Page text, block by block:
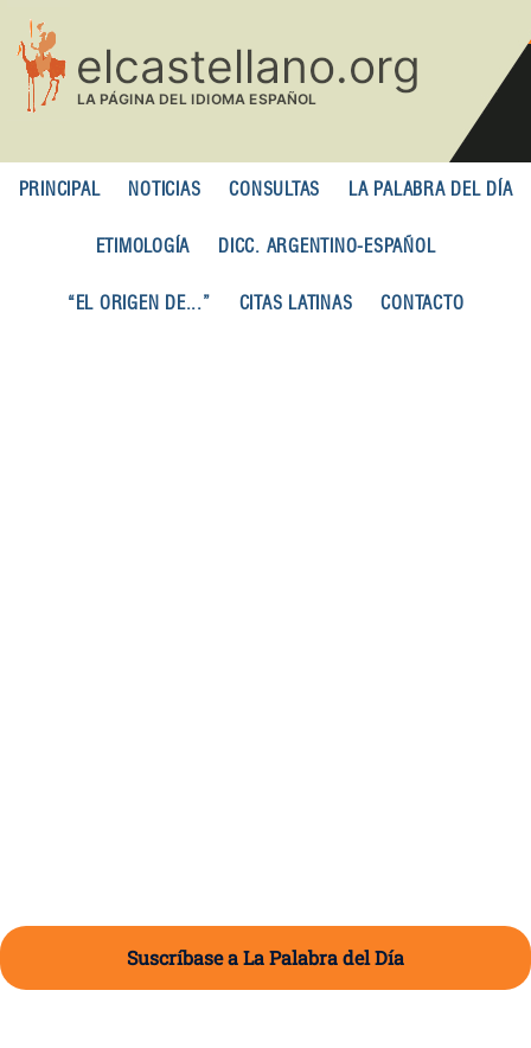
contenido
principal
PRINCIPAL NOTICIAS CONSULTAS LA PALABRA DEL DÍA
ETIMOLOGÍA DICC. ARGENTINO-ESPAÑOL
“EL ORIGEN DE...” CITAS LATINAS CONTACTO
Suscríbase a La Palabra del Día